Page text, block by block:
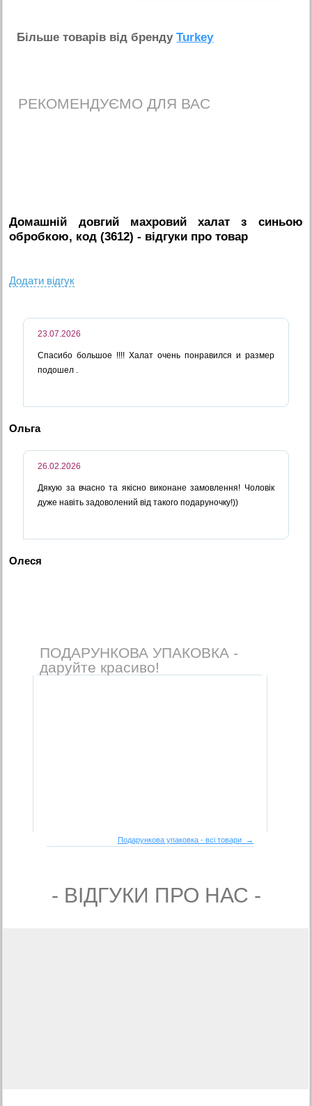
Бiльше товарiв вiд брендуTurkey
РЕКОМЕНДУЄМО ДЛЯ ВАС
Домашній довгий махровий халат з синьою
обробкою, код (3612) - вiдгуки про товар
Додати вiдгук
23.07.2026
Спасибо большое !!!! Халат очень понравился и размер
подошел .
Ольга
26.02.2026
Дякую за вчасно та якісно виконане замовлення! Чоловік
дуже навіть задоволений від такого подаруночку!))
Олеся
ПОДАРУНКОВА УПАКОВКА -
даруйте красиво!
Подарункова упаковка - всі товари →
- ВIДГУКИ ПРО НАС -